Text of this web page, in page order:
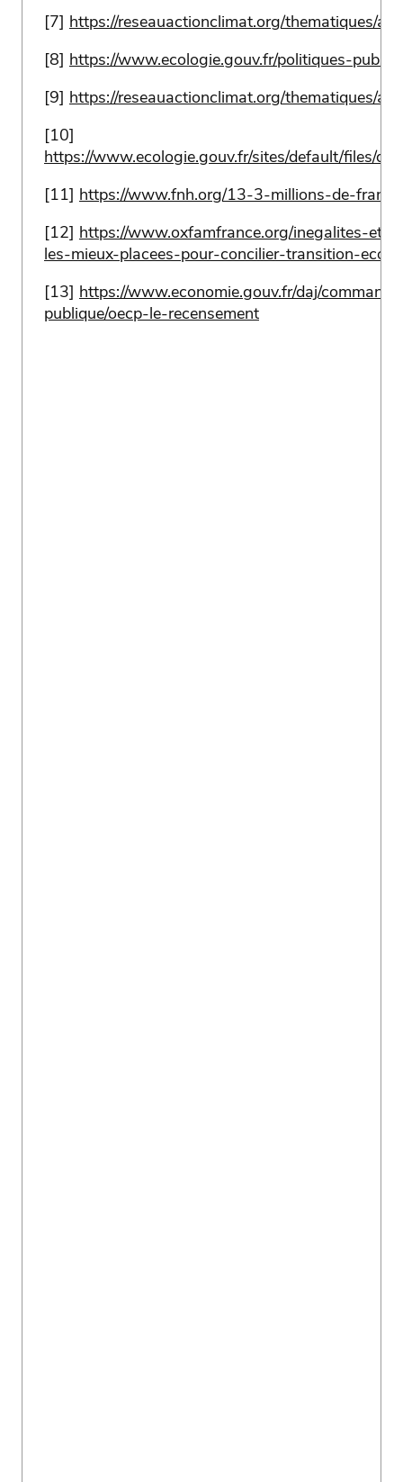
[7] https://reseauactionclimat.org/thematiques/
[8] https://www.ecologie.gouv.fr/politiques-
[9] https://reseauactionclimat.org/thematiques/
[10]
https://www.ecologie.gouv.fr/sites/default/files/
[11] https://www.fnh.org/13-3-millions-de-
[12] https://www.oxfamfrance.org/inegalites-et-
les-mieux-placees-pour-concilier-transition-
[13] https://www.economie.gouv.fr/daj/
publique/oecp-le-recensement